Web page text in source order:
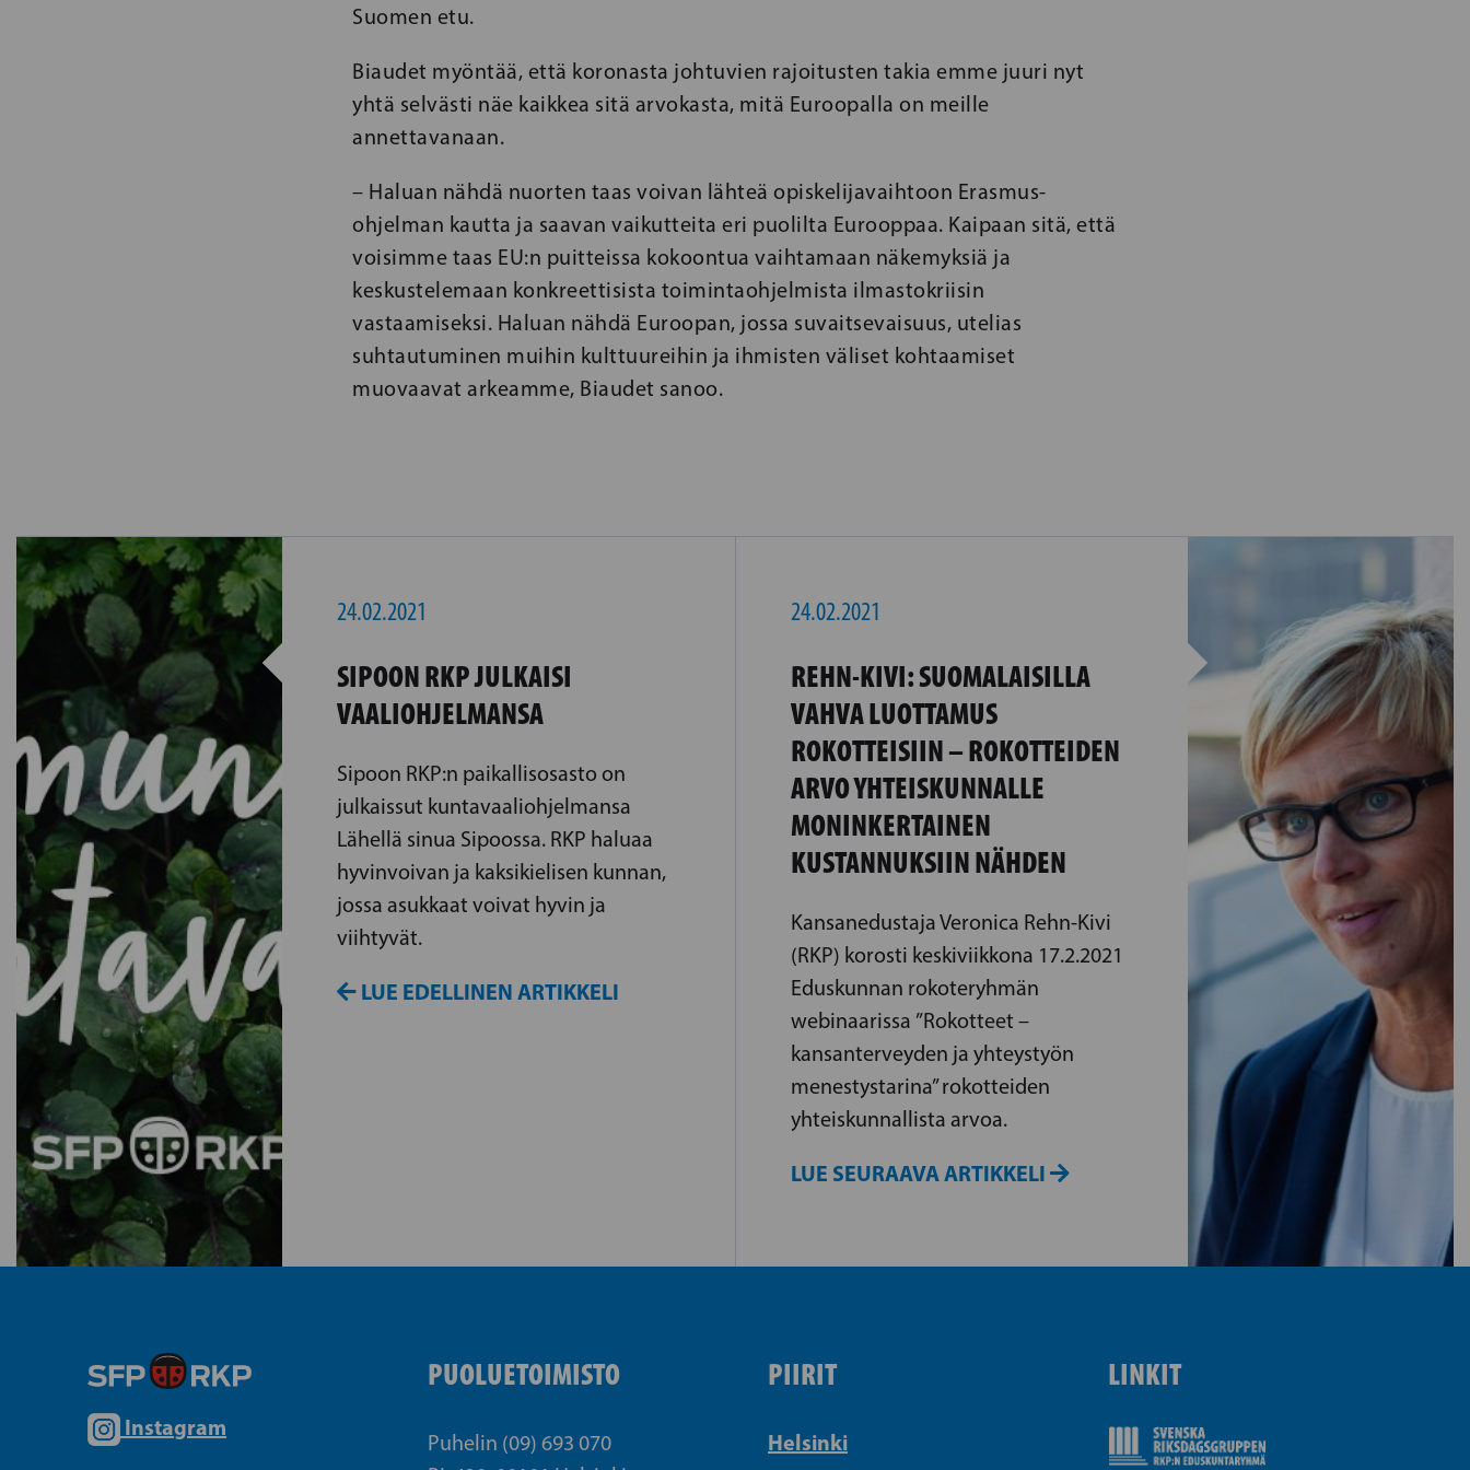
Suomen etu.
Biaudet myöntää, että koronasta johtuvien rajoitusten takia emme juuri nyt
yhtä selvästi näe kaikkea sitä arvokasta, mitä Euroopalla on meille
annettavanaan.
– Haluan nähdä nuorten taas voivan lähteä opiskelijavaihtoon Erasmus-
ohjelman kautta ja saavan vaikutteita eri puolilta Eurooppaa. Kaipaan sitä, että
voisimme taas EU:n puitteissa kokoontua vaihtamaan näkemyksiä ja
keskustelemaan konkreettisista toimintaohjelmista ilmastokriisin
vastaamiseksi. Haluan nähdä Euroopan, jossa suvaitsevaisuus, utelias
suhtautuminen muihin kulttuureihin ja ihmisten väliset kohtaamiset
muovaavat arkeamme, Biaudet sanoo.
24.02.2021
SIPOON RKP JULKAISI
VAALIOHJELMANSA
Sipoon RKP:n paikallisosasto on
julkaissut kuntavaaliohjelmansa
Lähellä sinua Sipoossa. RKP haluaa
hyvinvoivan ja kaksikielisen kunnan,
jossa asukkaat voivat hyvin ja
viihtyvät.
LUE EDELLINEN ARTIKKELI
24.02.2021
REHN-KIVI: SUOMALAISILLA
VAHVA LUOTTAMUS
ROKOTTEISIIN – ROKOTTEIDEN
ARVO YHTEISKUNNALLE
MONINKERTAINEN
KUSTANNUKSIIN NÄHDEN
Kansanedustaja Veronica Rehn-Kivi
(RKP) korosti keskiviikkona 17.2.2021
Eduskunnan rokoteryhmän
webinaarissa ”Rokotteet –
kansanterveyden ja yhteystyön
menestystarina” rokotteiden
yhteiskunnallista arvoa.
LUE SEURAAVA ARTIKKELI
Instagram
PUOLUETOIMISTO
Puhelin (09) 693 070
PIIRIT
Helsinki
LINKIT